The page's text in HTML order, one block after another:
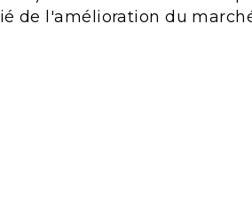
de l'amélioration du